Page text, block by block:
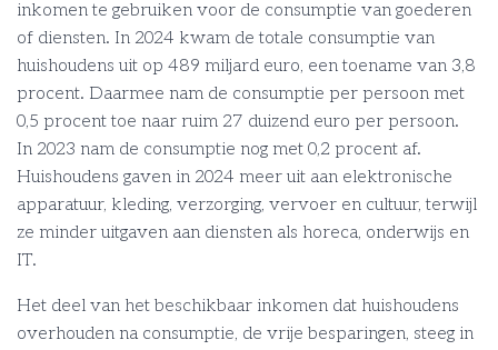
inkomen te gebruiken voor de consumptie van goederen
of diensten. In 2024 kwam de totale consumptie van
huishoudens uit op 489 miljard euro, een toename van 3,8
procent. Daarmee nam de consumptie per persoon met
0,5 procent toe naar ruim 27 duizend euro per persoon.
In 2023 nam de consumptie nog met 0,2 procent af.
Huishoudens gaven in 2024 meer uit aan elektronische
apparatuur, kleding, verzorging, vervoer en cultuur, terwijl
ze minder uitgaven aan diensten als horeca, onderwijs en
IT.
Het deel van het beschikbaar inkomen dat huishoudens
overhouden na consumptie, de vrije besparingen, steeg in